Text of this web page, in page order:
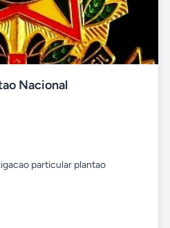
Nacional
particular plantao